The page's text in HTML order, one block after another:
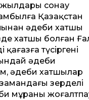
жылдары сонау
Қазақ­стан
әдеби хатшы
хатшы болған
түсіргені
әдеби
әдеби хатшылар
зерделі
мұраны